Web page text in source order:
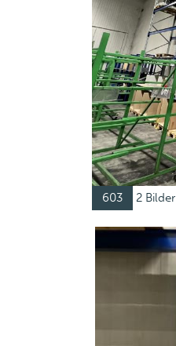
603 2 Bilder